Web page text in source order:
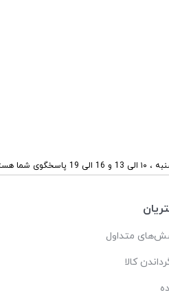
شما هستیم
متداول
کالا